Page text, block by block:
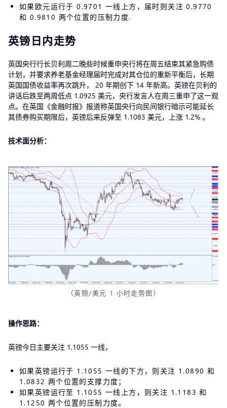
如果欧元运行于 0.9701 一线上方，届时则关注 0.9770
和 0.9810 两个位置的压制力度.
英镑日内走势
英国央行行长贝利周二晚些时候重申央行将在周五结束其紧急购债
计划，并要求养老基金经理届时完成对其仓位的重新平衡后，长期
英国国债收益率再次跳升， 20 年期创下 14 年新高。英镑在贝利的
讲话后跌至两周低点 1.0925 美元，央行发言人在周三重申了这一观
点。在英国《金融时报》报道称英国央行向民间银行暗示可能延长
其债券购买期限后，英镑后来反弹至 1.1083 美元，上涨 1.2% 。
技术面分析：
（英镑/美元 1 小时走势图）
操作思路：
英镑今日主要关注 1.1055 一线，
如果英镑运行于 1.1055 一线的下方，则关注 1.0890 和
1.0832 两个位置的支撑力度；
如果英镑运行至 1.1055 一线上方，则关注 1.1183 和
1.1250 两个位置的压制力度。